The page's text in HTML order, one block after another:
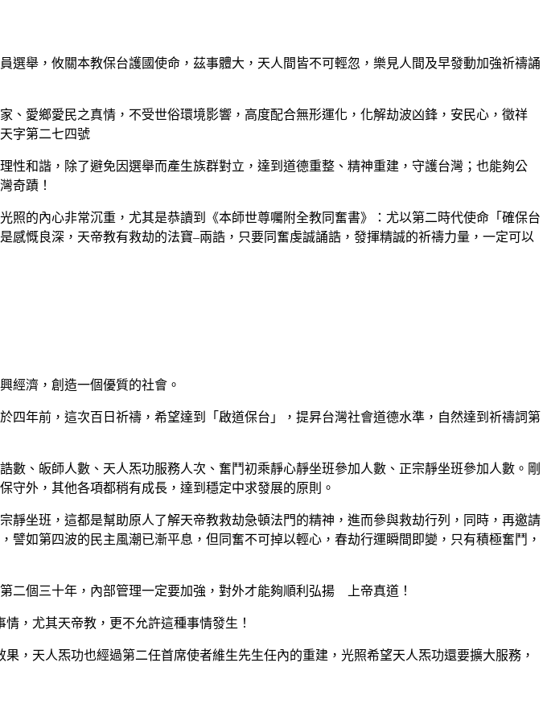
舉，攸關本教保台護國使命，茲事體大，天人間皆不可輕忽，樂見人間及早發動加強祈禱誦
愛鄉愛民之真情，不受世俗環境影響，高度配合無形運化，化解劫波凶鋒，安民心，徵祥
二七四號
和諧，除了避免因選舉而產生族群對立，達到道德重整、精神重建，守護台灣；也能夠公
奇蹟！
的內心非常沉重，尤其是恭讀到《本師世尊囑附全教同奮書》：尤以第二時代使命「確保台
慨良深，天帝教有救劫的法寶–兩誥，只要同奮虔誠誦誥，發揮精誠的祈禱力量，一定可以
濟，創造一個優質的社會。
年前，這次百日祈禱，希望達到「啟道保台」，提昇台灣社會道德水準，自然達到祈禱詞第
、皈師人數、天人炁功服務人次、奮鬥初乘靜心靜坐班參加人數、正宗靜坐班參加人數。剛
守外，其他各項都稍有成長，達到穩定中求發展的原則。
坐班，這都是幫助原人了解天帝教救劫急頓法門的精神，進而參與救劫行列，同時，再邀請
如第四波的民主風潮已漸平息，但同奮不可掉以輕心，春劫行運瞬間即變，只有積極奮鬥，
個三十年，內部管理一定要加強，對外才能夠順利弘揚 上帝真道！
，尤其天帝教，更不允許這種事情發生！
天人炁功也經過第二任首席使者維生先生任內的重建，光照希望天人炁功還要擴大服務，